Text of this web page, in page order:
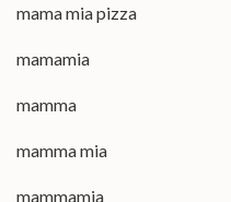
mama mia pizza
mamamia
mamma
mamma mia
mammamia